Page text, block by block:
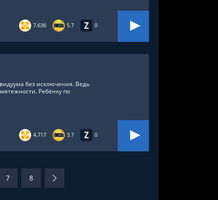
7.636 5.7 0
4.717 3.7 0
без исключения. Ведь
Ребёнку по
7 8